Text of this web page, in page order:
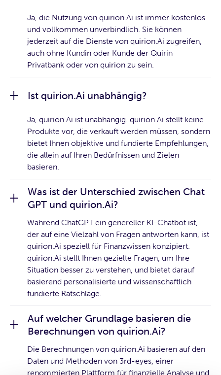
Ja, die Nutzung von quirion.Ai ist immer kostenlos
und vollkommen unverbindlich. Sie können
jederzeit auf die Dienste von quirion.Ai zugreifen,
auch ohne Kundin oder Kunde der Quirin
Privatbank oder von quirion zu sein.
Ist quirion.Ai unabhängig?
Ja, quirion.Ai ist unabhängig. quirion.Ai stellt keine
Produkte vor, die verkauft werden müssen, sondern
bietet Ihnen objektive und fundierte Empfehlungen,
die allein auf Ihren Bedürfnissen und Zielen
basieren.
Was ist der Unterschied zwischen Chat
GPT und quirion.Ai?
Während ChatGPT ein genereller KI-Chatbot ist,
der auf eine Vielzahl von Fragen antworten kann, ist
quirion.Ai speziell für Finanzwissen konzipiert.
quirion.Ai stellt Ihnen gezielte Fragen, um Ihre
Situation besser zu verstehen, und bietet darauf
basierend personalisierte und wissenschaftlich
fundierte Ratschläge.
Auf welcher Grundlage basieren die
Berechnungen von quirion.Ai?
Die Berechnungen von quirion.Ai basieren auf den
Daten und Methoden von 3rd-eyes, einer
renommierten Plattform für finanzielle Analyse und